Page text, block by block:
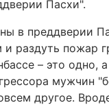
Пасхи".
в преддверии
раздуть пожар
– это одно, а
мужчин
другое.